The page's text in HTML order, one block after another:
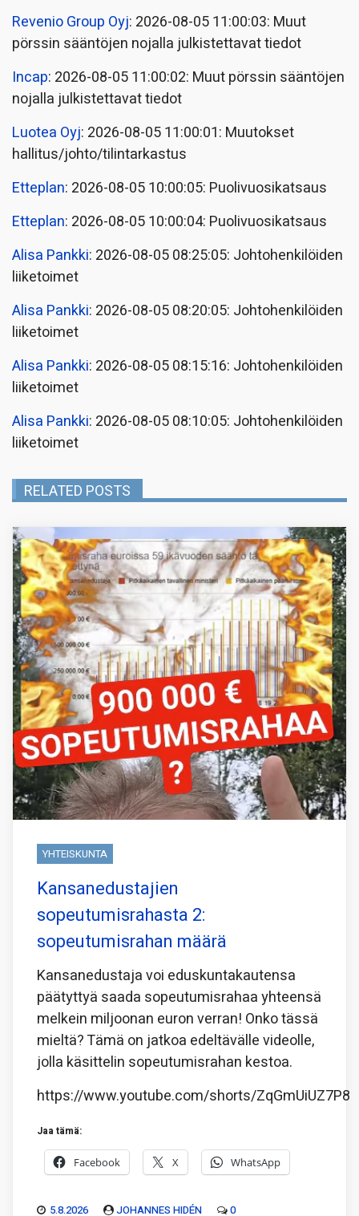
Revenio Group Oyj: 2026-08-05 11:00:03: Muut
pörssin sääntöjen nojalla julkistettavat tiedot
Incap: 2026-08-05 11:00:02: Muut pörssin sääntöjen
nojalla julkistettavat tiedot
Luotea Oyj: 2026-08-05 11:00:01: Muutokset
hallitus/johto/tilintarkastus
Etteplan: 2026-08-05 10:00:05: Puolivuosikatsaus
Etteplan: 2026-08-05 10:00:04: Puolivuosikatsaus
Alisa Pankki: 2026-08-05 08:25:05: Johtohenkilöiden
liiketoimet
Alisa Pankki: 2026-08-05 08:20:05: Johtohenkilöiden
liiketoimet
Alisa Pankki: 2026-08-05 08:15:16: Johtohenkilöiden
liiketoimet
Alisa Pankki: 2026-08-05 08:10:05: Johtohenkilöiden
liiketoimet
RELATED POSTS
YHTEISKUNTA
Kansanedustajien
sopeutumisrahasta 2:
sopeutumisrahan määrä
Kansanedustaja voi eduskuntakautensa
päätyttyä saada sopeutumisrahaa yhteensä
melkein miljoonan euron verran! Onko tässä
mieltä? Tämä on jatkoa edeltävälle videolle,
jolla käsittelin sopeutumisrahan kestoa.
https://www.youtube.com/shorts/ZqGmUiUZ7P8
Jaa tämä:
Facebook X WhatsApp
5.8.2026 JOHANNES HIDÉN 0